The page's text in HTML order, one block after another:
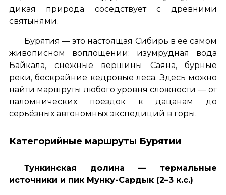
дикая природа соседствует с древними
святынями.
Бурятия — это настоящая Сибирь в её самом
живописном воплощении: изумрудная вода
Байкала, снежные вершины Саяна, бурные
реки, бескрайние кедровые леса. Здесь можно
найти маршруты любого уровня сложности — от
паломнических поездок к дацанам до
серьёзных автономных экспедиций в горы.
Категорийные маршруты Бурятии
Тункинская долина — термальные
источники и пик Мунку-Сардык (2–3 к.с.)